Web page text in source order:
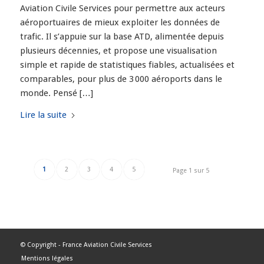
Aviation Civile Services pour permettre aux acteurs
aéroportuaires de mieux exploiter les données de
trafic. Il s’appuie sur la base ATD, alimentée depuis
plusieurs décennies, et propose une visualisation
simple et rapide de statistiques fiables, actualisées et
comparables, pour plus de 3 000 aéroports dans le
monde. Pensé […]
Lire la suite
Page 1 sur 5
1 2 3 4 5
© Copyright - France Aviation Civile Services
Mentions légales